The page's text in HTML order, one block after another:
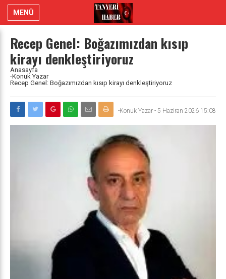
MENÜ
Recep Genel: Boğazımızdan kısıp
kirayı denkleştiriyoruz
Anasayfa
-Konuk Yazar
Recep Genel: Boğazımızdan kısıp kirayı denkleştiriyoruz
-Konuk Yazar - 5 Haziran 2026 15:08